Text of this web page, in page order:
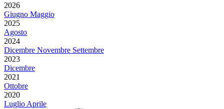
2026
Giugno Maggio
2025
Agosto
2024
Dicembre Novembre Settembre
2023
Dicembre
2021
Ottobre
2020
Luglio Aprile